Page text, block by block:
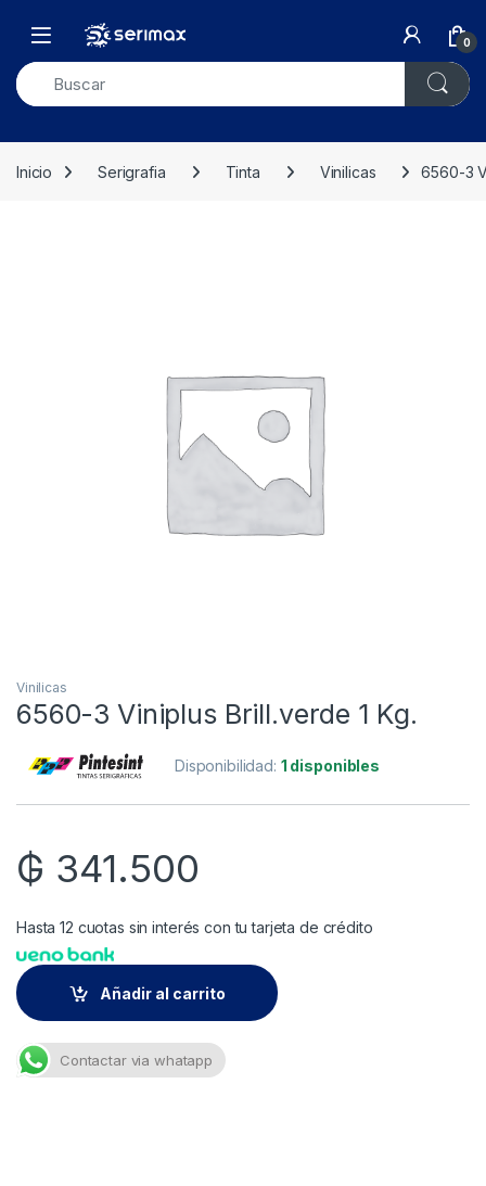
Open 0
Inicio Serigrafia Tinta Vinilicas 6560-3
Vinilicas
6560-3 Viniplus Brill.verde 1 Kg.
Disponibilidad: 1 disponibles
₲ 341.500
Hasta 12 cuotas sin interés con tu tarjeta de crédito
Añadir al carrito
Contactar via whatapp